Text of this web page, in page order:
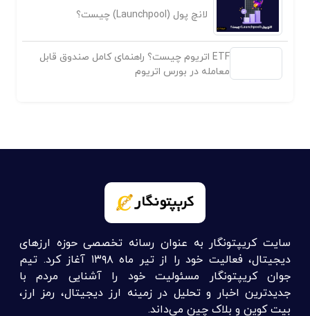
لانچ پول (Launchpool) چیست؟
ETF اتریوم چیست؟ راهنمای کامل صندوق قابل
معامله در بورس اتریوم
سایت کریپتونگار به عنوان رسانه تخصصی حوزه ارزهای
دیجیتال، فعالیت خود را از تیر ماه ۱۳۹۸ آغاز کرد. تیم
جوان کریپتونگار مسئولیت خود را آشنایی مردم با
جدیدترین اخبار و تحلیل در زمینه ارز دیجیتال، رمز ارز،
بیت کوین و بلاک چین می‌داند.